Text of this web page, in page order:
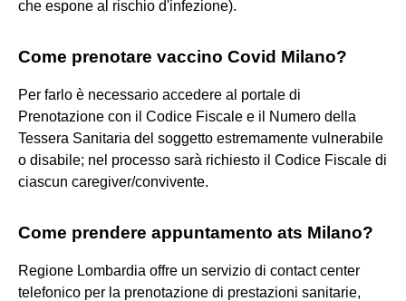
che espone al rischio d'infezione).
Come prenotare vaccino Covid Milano?
Per farlo è necessario accedere al portale di
Prenotazione con il Codice Fiscale e il Numero della
Tessera Sanitaria del soggetto estremamente vulnerabile
o disabile; nel processo sarà richiesto il Codice Fiscale di
ciascun caregiver/convivente.
Come prendere appuntamento ats Milano?
Regione Lombardia offre un servizio di contact center
telefonico per la prenotazione di prestazioni sanitarie,